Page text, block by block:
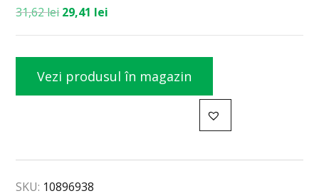
31,62lei 29,41 lei
Vezi produsul în magazin
SKU: 10896938